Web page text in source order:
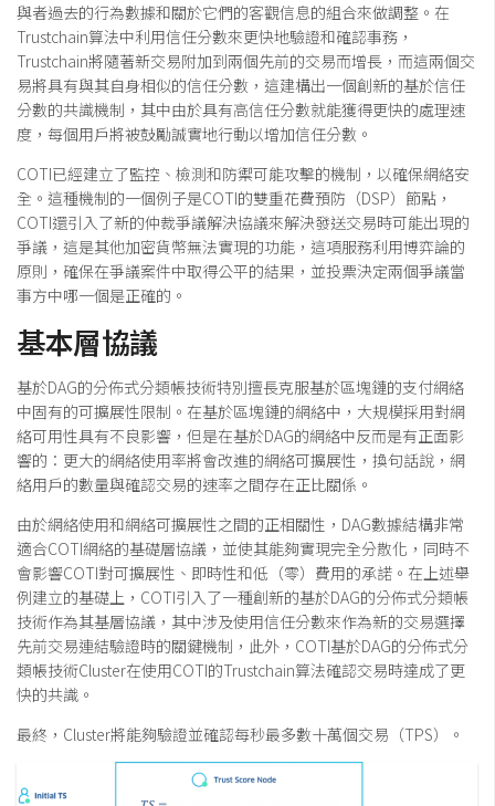
與者過去的行為數據和關於它們的客觀信息的組合來做調整。在
Trustchain算法中利用信任分數來更快地驗證和確認事務，
Trustchain將隨著新交易附加到兩個先前的交易而增長，而這兩個交
易將具有與其自身相似的信任分數，這建構出一個創新的基於信任
分數的共識機制，其中由於具有高信任分數就能獲得更快的處理速
度，每個用戶將被鼓勵誠實地行動以增加信任分數。
COTI已經建立了監控、檢測和防禦可能攻擊的機制，以確保網絡安
全。這種機制的一個例子是COTI的雙重花費預防（DSP）節點，
COTI還引入了新的仲裁爭議解決協議來解決發送交易時可能出現的
爭議，這是其他加密貨幣無法實現的功能，這項服務利用博弈論的
原則，確保在爭議案件中取得公平的結果，並投票決定兩個爭議當
事方中哪一個是正確的。
基本層協議
基於DAG的分佈式分類帳技術特別擅長克服基於區塊鏈的支付網絡
中固有的可擴展性限制。在基於區塊鏈的網絡中，大規模採用對網
絡可用性具有不良影響，但是在基於DAG的網絡中反而是有正面影
響的：更大的網絡使用率將會改進的網絡可擴展性，換句話說，網
絡用戶的數量與確認交易的速率之間存在正比關係。
由於網絡使用和網絡可擴展性之間的正相關性，DAG數據結構非常
適合COTI網絡的基礎層協議，並使其能夠實現完全分散化，同時不
會影響COTI對可擴展性、即時性和低（零）費用的承諾。在上述舉
例建立的基礎上，COTI引入了一種創新的基於DAG的分佈式分類帳
技術作為其基層協議，其中涉及使用信任分數來作為新的交易選擇
先前交易連結驗證時的關鍵機制，此外，COTI基於DAG的分佈式分
類帳技術Cluster在使用COTI的Trustchain算法確認交易時達成了更
快的共識。
最終，Cluster將能夠驗證並確認每秒最多數十萬個交易（TPS）。